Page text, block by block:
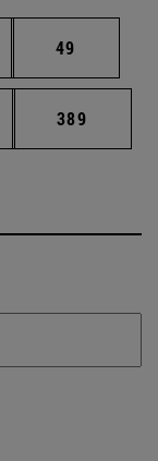
intermedias
Página
49
intermedias
Página
389